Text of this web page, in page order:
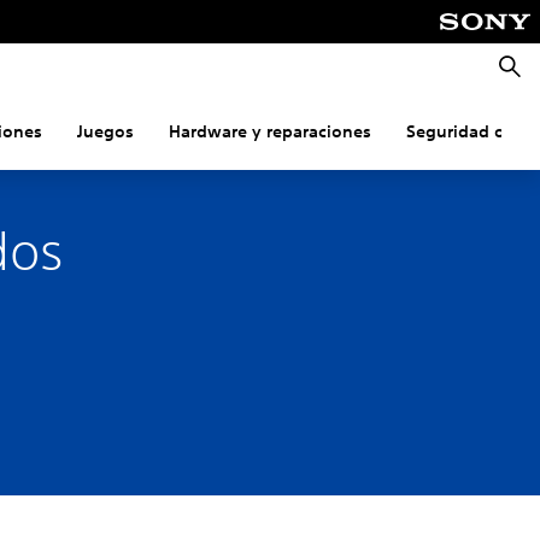
Juegos Hardware y reparaciones Seguridad